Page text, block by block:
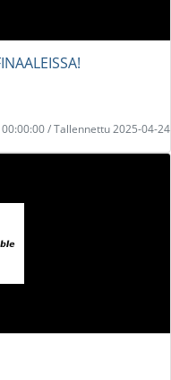
/ Tallennettu 2025-04-24